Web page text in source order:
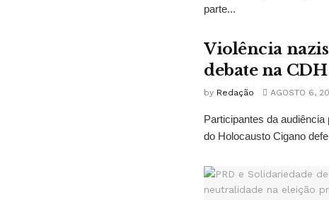
parte...
Violência
debate na
by Redação AGOSTO 6,
Participantes da
do Holocausto Cigano